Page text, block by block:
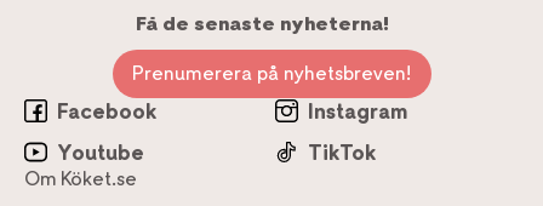
Få de senaste nyheterna!
Prenumerera på nyhetsbreven!
Facebook
Instagram
Youtube
TikTok
Om Köket.se